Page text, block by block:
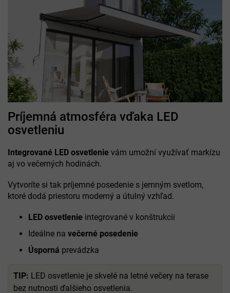
Príjemná atmosféra vďaka LED
osvetleniu
Integrované LED osvetlenie vám umožní využívať markízu
aj vo večerných hodinách.
Vytvoríte si tak príjemné posedenie s jemným svetlom,
ktoré dodá priestoru moderný a útulný vzhľad.
LED osvetlenie integrované v konštrukcii
Ideálne na večerné posedenie
Úsporná prevádzka
TIP: LED osvetlenie je skvelé na letné večery na terase
bez nutnosti ďalšieho osvetlenia.